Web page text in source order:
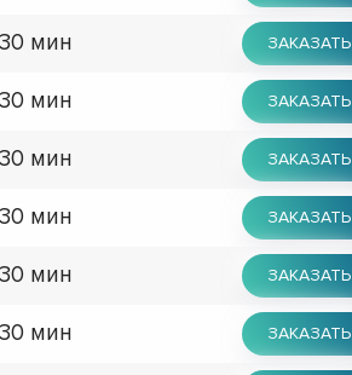
мин ЗАКАЗАТЬ
мин ЗАКАЗАТЬ
мин ЗАКАЗАТЬ
мин ЗАКАЗАТЬ
мин ЗАКАЗАТЬ
мин ЗАКАЗАТЬ